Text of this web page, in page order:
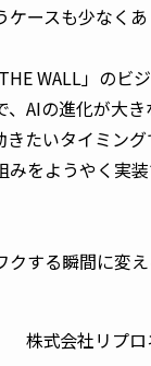
ースも少なくあ
WALL」のビ
、AIの進化が大
たいタイミング
みをようやく実
クする瞬間に変
株式会社リプ